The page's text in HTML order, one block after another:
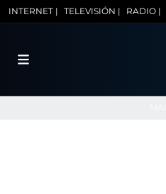
INTERNET | TELEVISIÓN | RADIO |